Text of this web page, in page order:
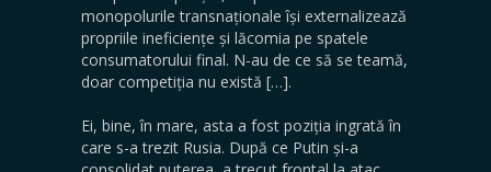
monopolurile transnaționale își externalizează
propriile ineficiențe și lăcomia pe spatele
consumatorului final. N-au de ce să se teamă,
doar competiția nu există […].
Ei, bine, în mare, asta a fost poziția ingrată în
care s-a trezit Rusia. După ce Putin și-a